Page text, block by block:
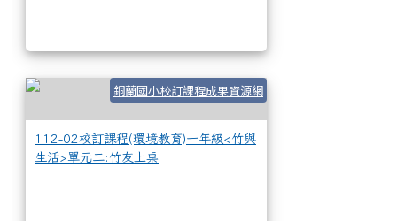
銅蘭國小校訂課程成果資源網
112-02校訂課程(環境教育)一年級<竹與
生活>單元二:竹友上桌